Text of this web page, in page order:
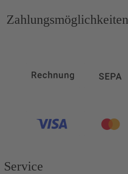
Zahlungsmöglichkeiten
Service